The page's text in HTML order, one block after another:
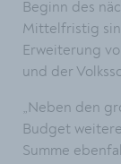
Beginn des
Mittelfristig
Erweiterung
und der
„Neben den
Budget
Summe